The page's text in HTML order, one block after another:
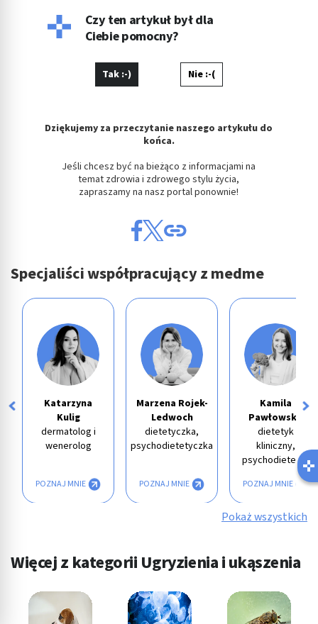
Czy ten artykuł był dla
Ciebie pomocny?
Tak :-) Nie :-(
Dziękujemy za przeczytanie naszego artykułu do
końca.
Jeśli chcesz być na bieżąco z informacjami na
temat zdrowia i zdrowego stylu życia,
zapraszamy na nasz portal ponownie!
Specjaliści współpracujący z medme
Katarzyna
Kulig
dermatolog i
wenerolog
POZNAJ MNIE
Marzena Rojek-
Ledwoch
dietetyczka,
psychodietetyczka
POZNAJ MNIE
Kamila
Pawłowska
dietetyk
kliniczny,
psychodietetyk
POZNAJ MNIE
Pokaż wszystkich
Więcej z kategorii Ugryzienia i ukąszenia